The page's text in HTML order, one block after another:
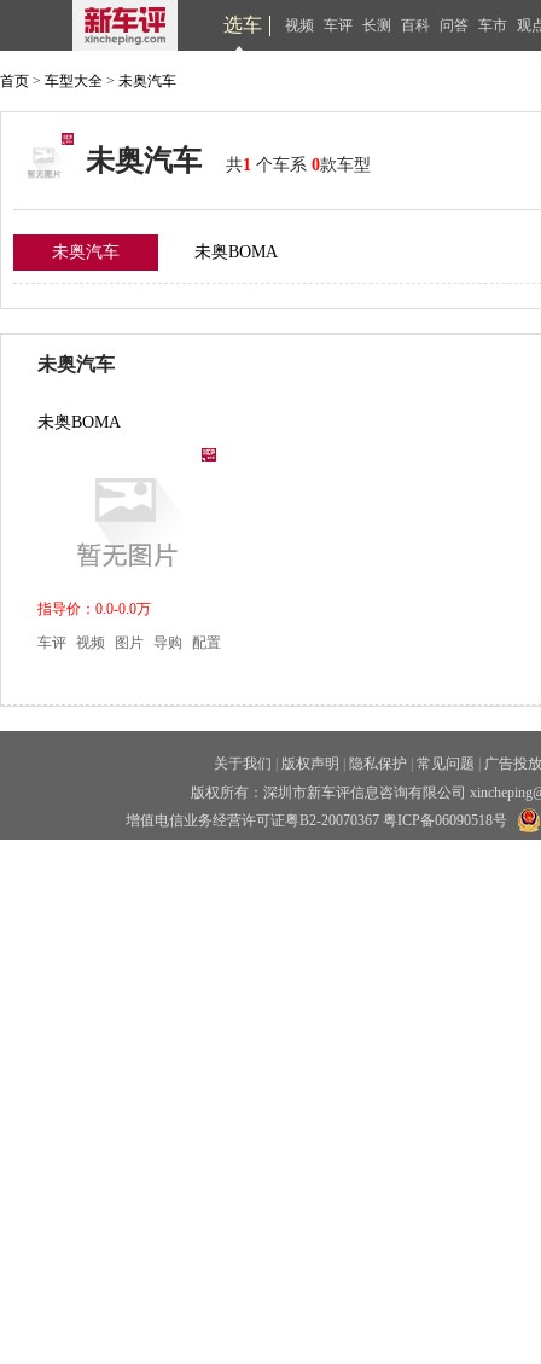
选车 视频 车评 长测 百科 问答 车市 观
首页 > 车型大全 > 未奥汽车
未奥汽车 共1 个车系 0款车型
未奥汽车 未奥BOMA
未奥汽车
未奥BOMA
指导价：0.0-0.0万
车评 视频 图片 导购 配置
关于我们 版权声明 隐私保护 常见问题
广告投放
版权所有：深圳市新车评信息咨询有限公司
增值电信业务经营许可证粤B2-20070367 粤ICP备06090518号